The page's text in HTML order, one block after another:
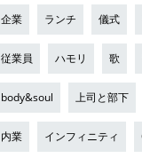
企業 ランチ 儀式
従業員 ハモリ 歌
body&soul 上司と部下
内業 インフィニティ